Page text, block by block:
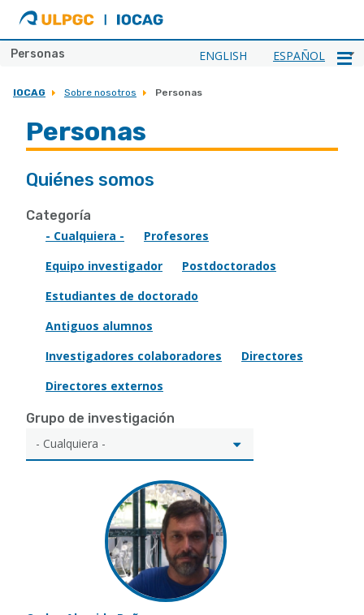
ULPGC
Ir
al
IOCAG
ENGLISH ESPAÑOL
Personas
IOCAG Sobre nosotros Personas
Personas
Quiénes somos
Categoría
- Cualquiera -
Profesores
Equipo investigador
Postdoctorados
Estudiantes de doctorado
Antiguos alumnos
Investigadores colaboradores
Directores
Directores externos
Grupo de investigación